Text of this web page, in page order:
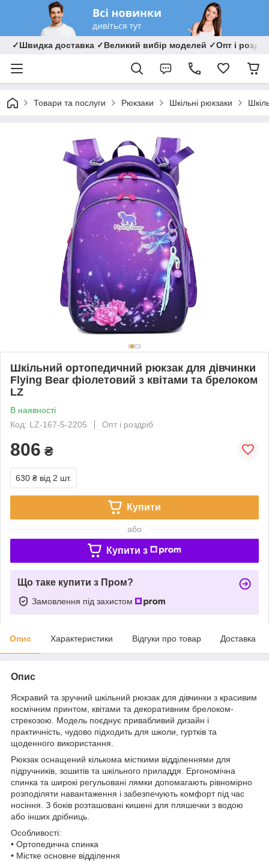
✓Швидка доставка ✓Великий вибір моделей ✓Опт і
Товари та послуги Рюкзаки Шкільні рюкзаки
Шкільний ортопедичний рюкзак для дівчинки
Flying Bear фіолетовий з квітами та брелоком
LZ
В наявності
Код: LZ-167-5-2205
Опт і роздріб
806 ₴
630 ₴ від 2 шт.
Купити
або
Купити з
Що таке купити з Пром?
Замовлення під захистом
Опис Характеристики Відгуки про товар Доставка
Опис
Яскравий та зручний шкільний рюкзак для дівчинки з красивим
космічним принтом, квітами та декоративним брелоком-
стрекозою. Модель поєднує привабливий дизайн і
практичність, чудово підходить для школи, гуртків та
щоденного використання.
Рюкзак оснащений кількома місткими відділеннями для
підручників, зошитів та шкільного приладдя. Ергономічна
спинка та широкі регульовані лямки допомагають рівномірно
розподіляти навантаження і забезпечують комфорт під час
носіння. З боків розташовані кишені для пляшечки з водою
або інших дрібниць.
Особливості:
• Ортопедична спинка
• Містке основне відділення